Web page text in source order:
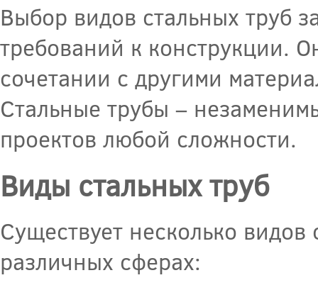
Выбор видов стальных труб
требований к конструкции.
сочетании с другими
Стальные трубы –
проектов любой сложности.
Виды стальных труб
Существует несколько
различных сферах: